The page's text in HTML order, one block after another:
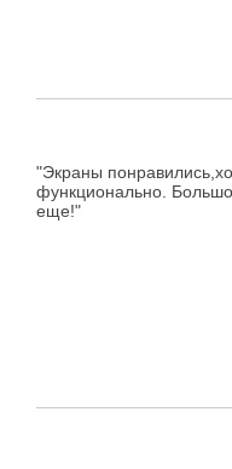
"Экраны
функционально.
еще!"